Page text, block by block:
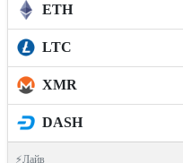
ETH
LTC
XMR
DASH
⚡Лайв